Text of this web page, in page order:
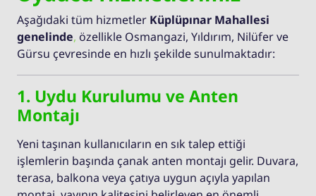
Aşağıdaki tüm hizmetler Küplüpınar Mahallesi
genelinde, özellikle Osmangazi, Yıldırım, Nilüfer ve
Gürsu çevresinde en hızlı şekilde sunulmaktadır:
1. Uydu Kurulumu ve Anten
Montajı
Yeni taşınan kullanıcıların en sık talep ettiği
işlemlerin başında çanak anten montajı gelir. Duvara,
terasa, balkona veya çatıya uygun açıyla yapılan